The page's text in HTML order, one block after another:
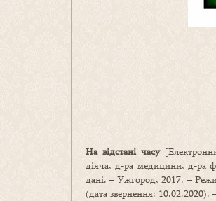
На відстані часу
діяча, д-ра медицини, д-ра
дані. – Ужгород, 2017. –
(дата звернення: 10.02.2020).